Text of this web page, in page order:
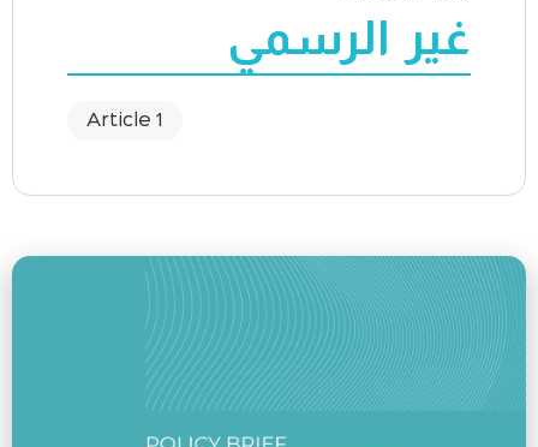
غير الرسمي
1 Article